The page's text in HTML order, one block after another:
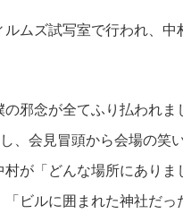
ムズ試写室で行われ、
邪念が全てふり払われ
、会見冒頭から会場の笑
が「どんな場所にあり
「ビルに囲まれた神社だ